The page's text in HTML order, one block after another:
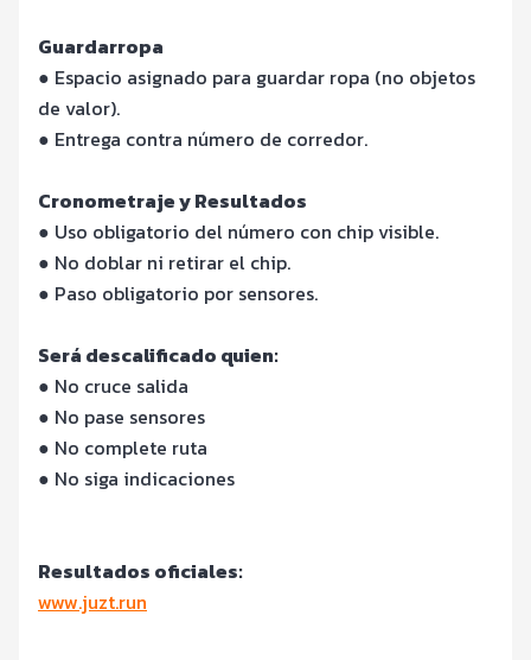
Guardarropa
● Espacio asignado para guardar ropa (no objetos
de valor).
● Entrega contra número de corredor.
Cronometraje y Resultados
● Uso obligatorio del número con chip visible.
● No doblar ni retirar el chip.
● Paso obligatorio por sensores.
Será descalificado quien:
● No cruce salida
● No pase sensores
● No complete ruta
● No siga indicaciones
Resultados oficiales:
www.juzt.run